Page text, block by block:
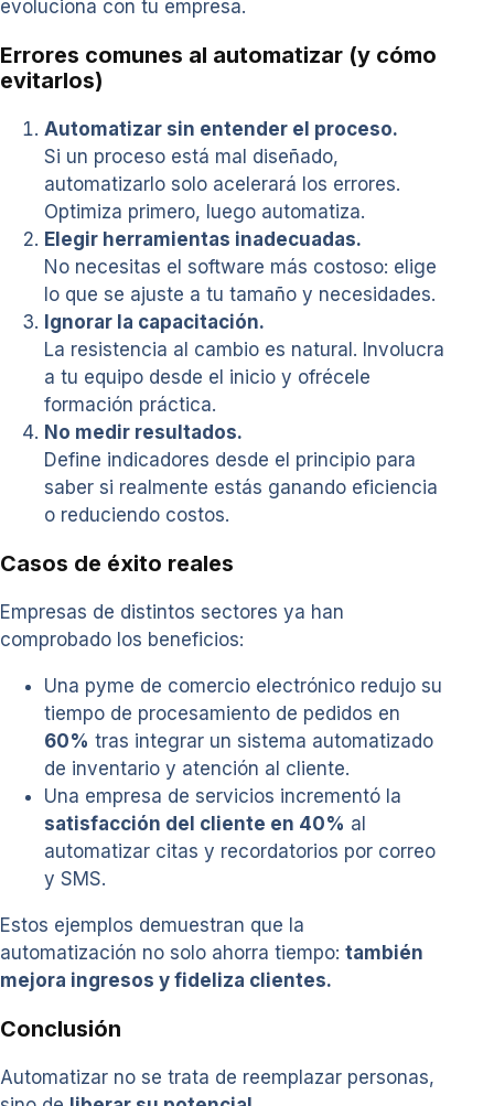
evoluciona con tu empresa.
Errores comunes al automatizar (y cómo
evitarlos)
Automatizar sin entender el proceso.
Si un proceso está mal diseñado,
automatizarlo solo acelerará los errores.
Optimiza primero, luego automatiza.
Elegir herramientas inadecuadas.
No necesitas el software más costoso: elige
lo que se ajuste a tu tamaño y necesidades.
Ignorar la capacitación.
La resistencia al cambio es natural. Involucra
a tu equipo desde el inicio y ofrécele
formación práctica.
No medir resultados.
Define indicadores desde el principio para
saber si realmente estás ganando eficiencia
o reduciendo costos.
Casos de éxito reales
Empresas de distintos sectores ya han
comprobado los beneficios:
Una pyme de comercio electrónico redujo su
tiempo de procesamiento de pedidos en
60% tras integrar un sistema automatizado
de inventario y atención al cliente.
Una empresa de servicios incrementó la
satisfacción del cliente en 40% al
automatizar citas y recordatorios por correo
y SMS.
Estos ejemplos demuestran que la
automatización no solo ahorra tiempo: también
mejora ingresos y fideliza clientes.
Conclusión
Automatizar no se trata de reemplazar personas,